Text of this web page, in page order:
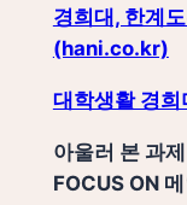
경희대, 한계
(hani.co.kr)
대학생활 경희
아울러 본 과
FOCUS ON